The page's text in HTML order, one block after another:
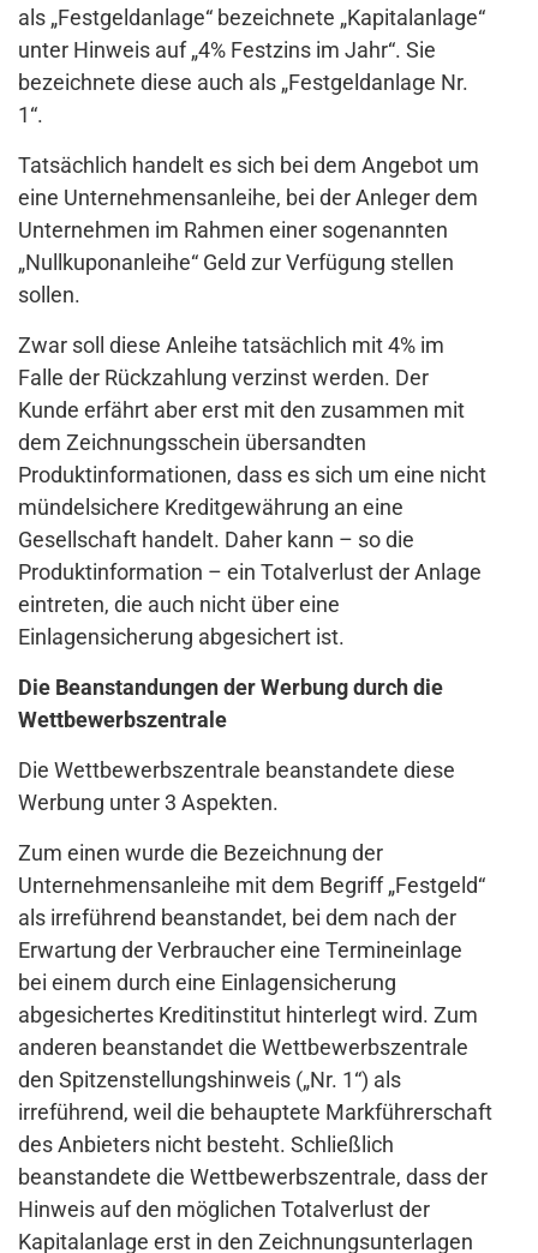
als „Festgeldanlage“ bezeichnete „Kapitalanlage“
unter Hinweis auf „4% Festzins im Jahr“. Sie
bezeichnete diese auch als „Festgeldanlage Nr.
1“.
Tatsächlich handelt es sich bei dem Angebot um
eine Unternehmensanleihe, bei der Anleger dem
Unternehmen im Rahmen einer sogenannten
„Nullkuponanleihe“ Geld zur Verfügung stellen
sollen.
Zwar soll diese Anleihe tatsächlich mit 4% im
Falle der Rückzahlung verzinst werden. Der
Kunde erfährt aber erst mit den zusammen mit
dem Zeichnungsschein übersandten
Produktinformationen, dass es sich um eine nicht
mündelsichere Kreditgewährung an eine
Gesellschaft handelt. Daher kann – so die
Produktinformation – ein Totalverlust der Anlage
eintreten, die auch nicht über eine
Einlagensicherung abgesichert ist.
Die Beanstandungen der Werbung durch die
Wettbewerbszentrale
Die Wettbewerbszentrale beanstandete diese
Werbung unter 3 Aspekten.
Zum einen wurde die Bezeichnung der
Unternehmensanleihe mit dem Begriff „Festgeld“
als irreführend beanstandet, bei dem nach der
Erwartung der Verbraucher eine Termineinlage
bei einem durch eine Einlagensicherung
abgesichertes Kreditinstitut hinterlegt wird. Zum
anderen beanstandet die Wettbewerbszentrale
den Spitzenstellungshinweis („Nr. 1“) als
irreführend, weil die behauptete Markführerschaft
des Anbieters nicht besteht. Schließlich
beanstandete die Wettbewerbszentrale, dass der
Hinweis auf den möglichen Totalverlust der
Kapitalanlage erst in den Zeichnungsunterlagen